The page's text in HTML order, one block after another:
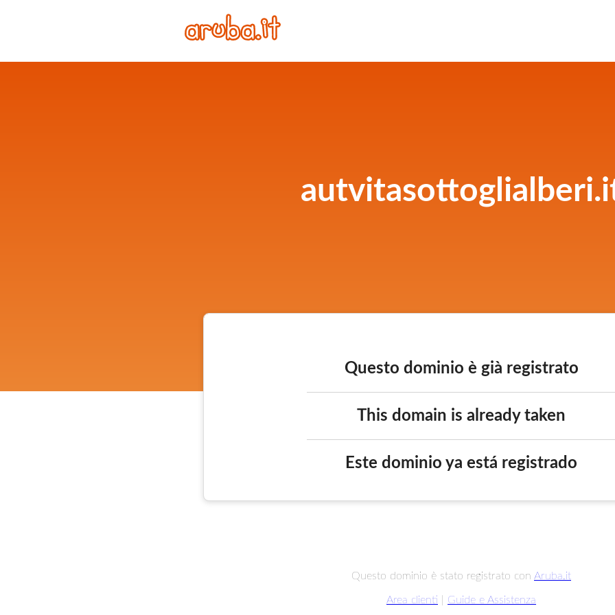
Questo dominio è già registrato
This domain is already taken
Este dominio ya está registrado
Questo dominio è stato registrato con Aruba.it
Area clienti Guide e Assistenza